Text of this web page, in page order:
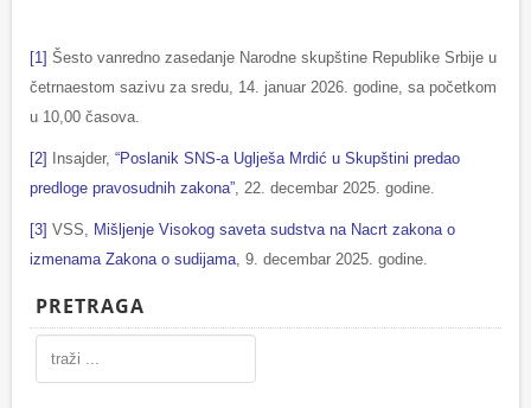
[1] Šesto vanredno zasedanje Narodne skupštine Republike Srbije u
četrnaestom sazivu za sredu, 14. januar 2026. godine, sa početkom
u 10,00 časova.
[2] Insajder, “Poslanik SNS-a Uglješa Mrdić u Skupštini predao
predloge pravosudnih zakona”, 22. decembar 2025. godine.
[3] VSS, Mišljenje Visokog saveta sudstva na Nacrt zakona o
izmenama Zakona o sudijama, 9. decembar 2025. godine.
PRETRAGA